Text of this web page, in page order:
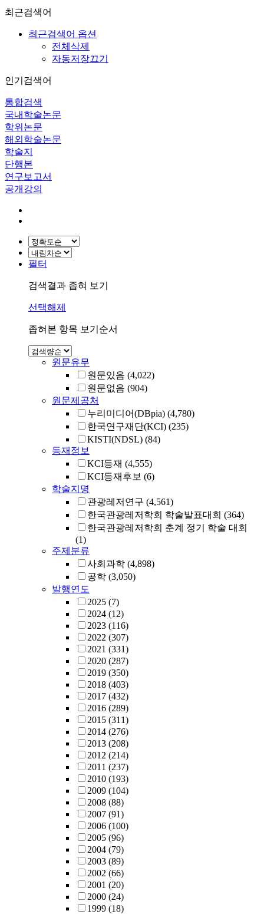
최근검색어
최근검색어 옵션
전체삭제
자동저장끄기
인기검색어
통합검색
국내학술논문
학위논문
해외학술논문
학술지
단행본
연구보고서
공개강의
필터
검색결과 좁혀 보기
선택해제
좁혀본 항목 보기순서
원문유무
원문있음 (4,022)
원문없음 (904)
원문제공처
누리미디어(DBpia) (4,780)
한국연구재단(KCI) (235)
KISTI(NDSL) (84)
등재정보
KCI등재 (4,555)
KCI등재후보 (6)
학술지명
관광레저연구 (4,561)
한국관광레저학회 학술발표대회 (364)
한국관광레저학회 춘계 정기 학술 대회
(1)
주제분류
사회과학 (4,898)
공학 (3,050)
발행연도
2025 (7)
2024 (12)
2023 (116)
2022 (307)
2021 (331)
2020 (287)
2019 (350)
2018 (403)
2017 (432)
2016 (289)
2015 (311)
2014 (276)
2013 (208)
2012 (214)
2011 (237)
2010 (193)
2009 (104)
2008 (88)
2007 (91)
2006 (100)
2005 (96)
2004 (79)
2003 (89)
2002 (66)
2001 (20)
2000 (24)
1999 (18)